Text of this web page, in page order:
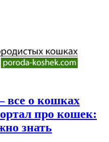
все о кошках
про кошек:
знать